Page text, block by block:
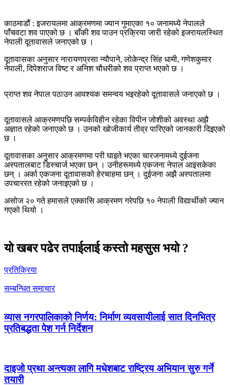
काठमाडौं : इजरायलमा आक्रमणमा ज्यान गुमाएका १० जनामध्ये नेपालले
पाँचवटा शव पाएको छ । बाँकी शव पाउन प्रक्रिया जारी रहेको इजरायलस्थित
नेपाली दूतावासले जनाएको छ ।
दूतावासका अनुसार नारायणप्रसा न्यौपाने, लोकेन्द्र सिंह धामी, गणेशकुमार
नेपाली, दिपेशराज विष्ट र अनिश चौधरीको शव प्राप्त भएको छ ।
प्राप्त शव नेपाल पठाउन आवश्यक समन्वय भइरहेको दूतावासले जनाएको छ ।
दूतावासले आक्रमणपछि सम्पर्कविहीन रहेका विपीन जोशीको अवस्था अझै
अज्ञात रहेको जनाएको छ । उनको खोजीकार्य तीव्र पारिएको जानकारी दिइएको
छ ।
दूतावासका अनुसार आक्रमणमा परी घाइते भएका चारजनामध्ये दुईजना
अस्पतालबाट डिस्चार्ज भएका छन् । उनीहरूमध्ये एकजना नेपाल आइसकेका
छन् । अर्का एकजना दूतावासको हेरचाहमा छन् । दुईजना अझै अस्पतालमा
उपचाररत रहेको जनाइएको छ ।
असोज २० गते हमासले एक्कासि आक्रमण गरेपछि १० नेपाली विद्यार्थीको ज्यान
गएको थियो ।
यो खबर पढेर तपाईलाई कस्तो महसुस भयो ?
प्रतिक्रिया
सम्बन्धित समाचार
व्यास नगरपालिकाको निर्णय: निर्माण व्यवसायीलाई सात दिनभित्र
प्रतिबद्धता पेश गर्न निर्देशन
दाइजो प्रथा अन्त्यका लागि मधेशबाट राष्ट्रिय अभियान सुरु गर्ने
तयारी